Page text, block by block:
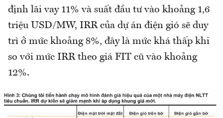
định lãi vay 11% và suất đầu tư vào khoảng 1,6
triệu USD/MW, IRR của dự án điện gió sẽ duy
trì ở mức khoảng 8%, đây là mức khá thấp khi
so với mức IRR theo giá FIT cũ vào khoảng
12%.